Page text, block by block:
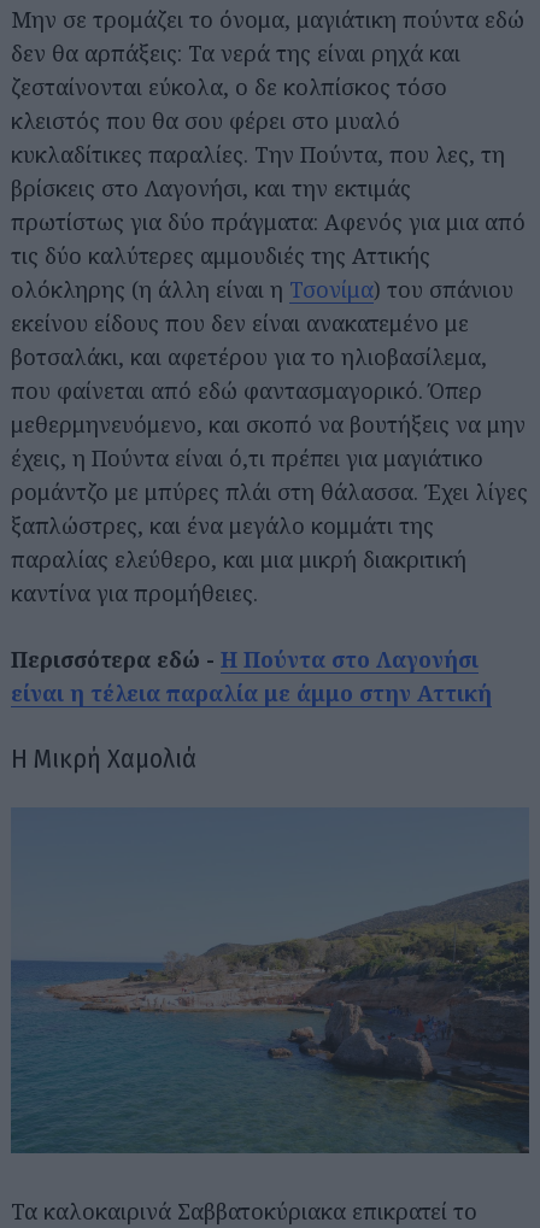
Μην σε τρομάζει το όνομα, μαγιάτικη πούντα εδώ
δεν θα αρπάξεις: Τα νερά της είναι ρηχά και
ζεσταίνονται εύκολα, ο δε κολπίσκος τόσο
κλειστός που θα σου φέρει στο μυαλό
κυκλαδίτικες παραλίες. Την Πούντα, που λες, τη
βρίσκεις στο Λαγονήσι, και την εκτιμάς
πρωτίστως για δύο πράγματα: Αφενός για μια από
τις δύο καλύτερες αμμουδιές της Αττικής
ολόκληρης (η άλλη είναι η Τσονίμα) του σπάνιου
εκείνου είδους που δεν είναι ανακατεμένο με
βοτσαλάκι, και αφετέρου για το ηλιοβασίλεμα,
που φαίνεται από εδώ φαντασμαγορικό. Όπερ
μεθερμηνευόμενο, και σκοπό να βουτήξεις να μην
έχεις, η Πούντα είναι ό,τι πρέπει για μαγιάτικο
ρομάντζο με μπύρες πλάι στη θάλασσα. Έχει λίγες
ξαπλώστρες, και ένα μεγάλο κομμάτι της
παραλίας ελεύθερο, και μια μικρή διακριτική
καντίνα για προμήθειες.
Περισσότερα εδώ - Η Πούντα στο Λαγονήσι
είναι η τέλεια παραλία με άμμο στην Αττική
Η Μικρή Χαμολιά
Τα καλοκαιρινά Σαββατοκύριακα επικρατεί το